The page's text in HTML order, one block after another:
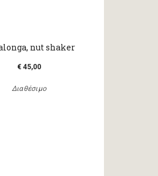
nut shaker
€ 45,00
Διαθέσιμο